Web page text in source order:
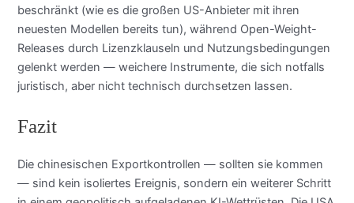
beschränkt (wie es die großen US-Anbieter mit ihren
neuesten Modellen bereits tun), während Open-Weight-
Releases durch Lizenzklauseln und Nutzungsbedingungen
gelenkt werden — weichere Instrumente, die sich notfalls
juristisch, aber nicht technisch durchsetzen lassen.
Fazit
Die chinesischen Exportkontrollen — sollten sie kommen
— sind kein isoliertes Ereignis, sondern ein weiterer Schritt